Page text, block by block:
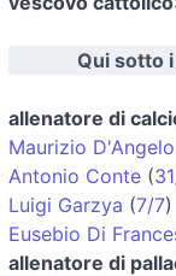
Qui sotto
allenatore di
Maurizio D'Angelo
Antonio Conte (
Luigi Garzya (7/7)
Eusebio Di
allenatore di